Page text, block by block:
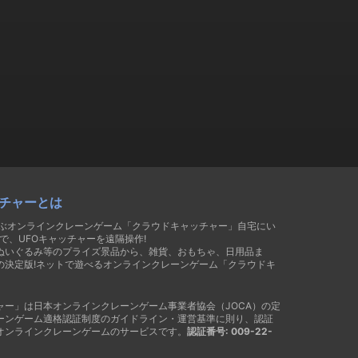
ャーとは
オンラインクレーンゲーム「クラウドキャッチャー」自宅にい
、UFOキャッチャーを遠隔操作!
いぐるみ等のプライズ景品から、雑貨、おもちゃ、日用品ま
決定版!ネットで遊べるオンラインクレーンゲーム「クラウドキ
ー」は日本オンラインクレーンゲーム事業者協会（JOCA）の定
ンゲーム適格認証制度のガイドライン・運営基準に則り、認証
ラインクレーンゲームのサービスです。 認証番号: 009-22-